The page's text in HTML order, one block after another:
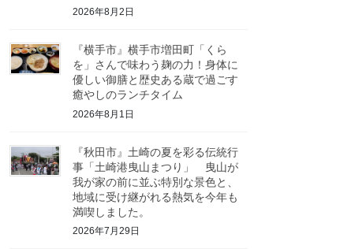
2026年8月2日
『横手市』横手市増田町「くら
を」さんで味わう麹の力！身体に
優しい御膳と歴史ある蔵で過ごす
癒やしのランチタイム
2026年8月1日
『秋田市』土崎の夏を彩る伝統行
事「土崎港曳山まつり」 曳山が
我が家の前に並ぶ特別な景色と、
地域に受け継がれる熱気を今年も
満喫しました。
2026年7月29日